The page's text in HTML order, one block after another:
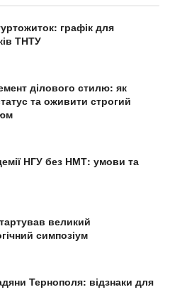
графік для
ТНТУ
ділового стилю: як
та оживити строгий
НГУ без НМТ: умови та
великий
симпозіум
Тернополя: відзнаки для